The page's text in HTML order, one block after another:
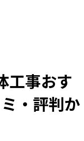
工事おす
・評判か